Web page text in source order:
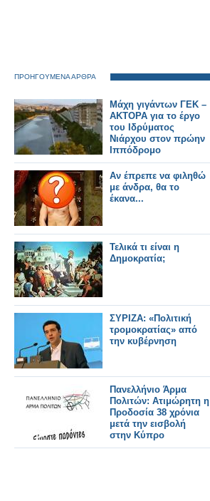
ΠΡΟΗΓΟΥΜΕΝΑ ΑΡΘΡΑ
Μάχη γιγάντων ΓΕΚ –
ΑΚΤΟΡΑ για το έργο
του Ιδρύματος
Νιάρχου στον πρώην
Ιππόδρομο
Αν έπρεπε να φιληθώ
με άνδρα, θα το
έκανα...
Τελικά τι είναι η
Δημοκρατία;
ΣΥΡΙΖΑ: «Πολιτική
τρομοκρατίας» από
την κυβέρνηση
Πανελλήνιο Άρμα
Πολιτών: Ατιμώρητη η
Προδοσία 38 χρόνια
μετά την εισβολή
στην Κύπρο